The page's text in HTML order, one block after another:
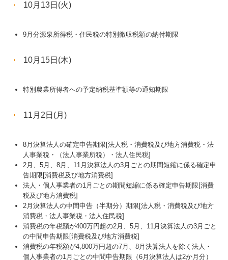
10月13日(火)
9月分源泉所得税・住民税の特別徴収税額の納付期限
10月15日(木)
特別農業所得者への予定納税基準額等の通知期限
11月2日(月)
8月決算法人の確定申告期限[法人税・消費税及び地方消費税・法
人事業税・（法人事業所税）・法人住民税]
2月、5月、8月、11月決算法人の3月ごとの期間短縮に係る確定申
告期限[消費税及び地方消費税]
法人・個人事業者の1月ごとの期間短縮に係る確定申告期限[消費
税及び地方消費税]
2月決算法人の中間申告（半期分）期限[法人税・消費税及び地方
消費税・法人事業税・法人住民税]
消費税の年税額が400万円超の2月、5月、11月決算法人の3月ごと
の中間申告期限[消費税及び地方消費税]
消費税の年税額が4,800万円超の7月、8月決算法人を除く法人・
個人事業者の1月ごとの中間申告期限（6月決算法人は2か月分）